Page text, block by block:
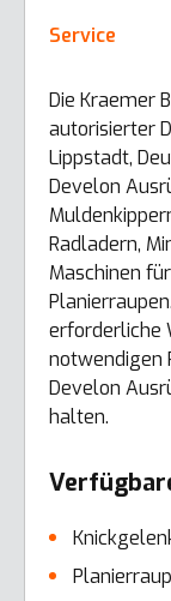
Service
Die Kraemer
autorisierter
Lippstadt,
Develon
Radladern,
Maschinen
erforderliche
notwendigen
Develon
halten.